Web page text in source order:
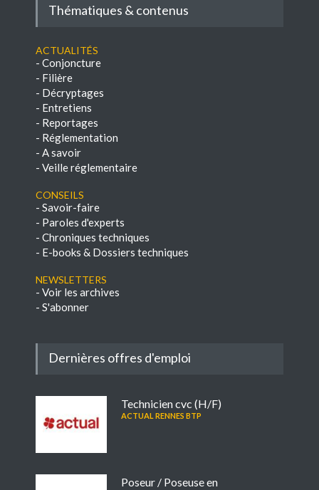
Thématiques & contenus
Actualités
- Conjoncture
- Filière
- Décryptages
- Entretiens
- Reportages
- Réglementation
- A savoir
- Veille réglementaire
Conseils
- Savoir-faire
- Paroles d'experts
- Chroniques techniques
- E-books & Dossiers techniques
NEWSLETTERS
- Voir les archives
- S'abonner
Dernières offres d'emploi
Technicien cvc (H/F)
ACTUAL RENNES BTP
Poseur / Poseuse en